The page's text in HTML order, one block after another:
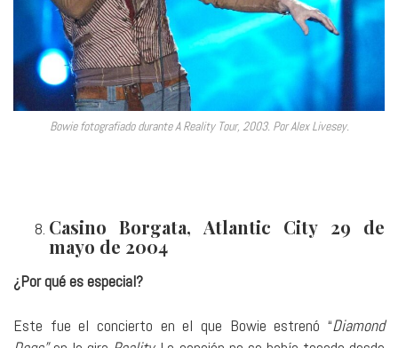
Bowie fotografiado durante A Reality Tour, 2003. Por Alex Livesey.
Casino Borgata, Atlantic City 29 de
mayo de 2004
¿Por qué es especial?
Este fue el concierto en el que Bowie estrenó “Diamond